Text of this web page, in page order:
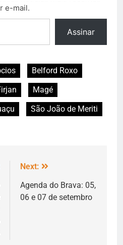
e-mail.
Assinar
Belford Roxo
Magé
São João de Meriti
Next:
Agenda do Brava: 05,
06 e 07 de setembro